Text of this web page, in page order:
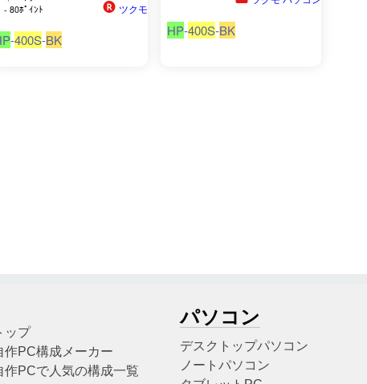
ップ
作PC構成メーカー
作PCで人気の構成一覧
パソコン
デスクトップパソコン
ノートパソコン